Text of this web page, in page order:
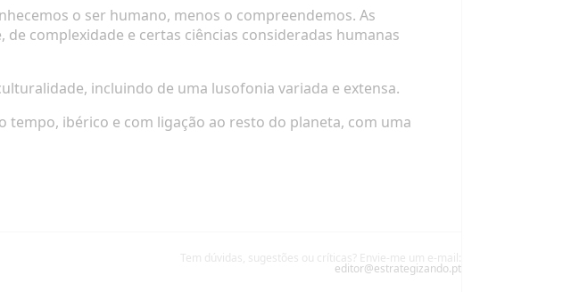
o ser humano, menos o compreendemos. As
complexidade e certas ciências consideradas humanas
incluindo de uma lusofonia variada e extensa.
ibérico e com ligação ao resto do planeta, com uma
Tem dúvidas, sugestões ou críticas? Envie-me um e-mail:
editor@estrategizando.pt